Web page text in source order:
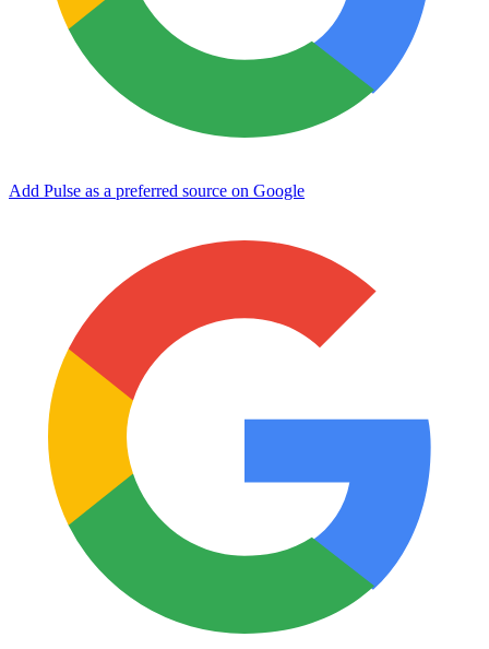
Add Pulse as a preferred source on Google